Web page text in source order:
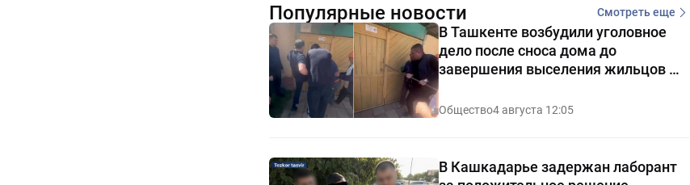
Популярные новости Смотреть еще
В Ташкенте возбудили уголовное
дело после сноса дома до
завершения выселения жильцов —
видео
Общество4 августа 12:05
В Кашкадарье задержан лаборант